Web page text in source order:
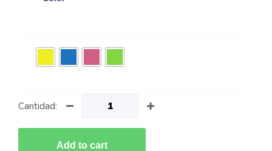
Cantidad:
Add to cart